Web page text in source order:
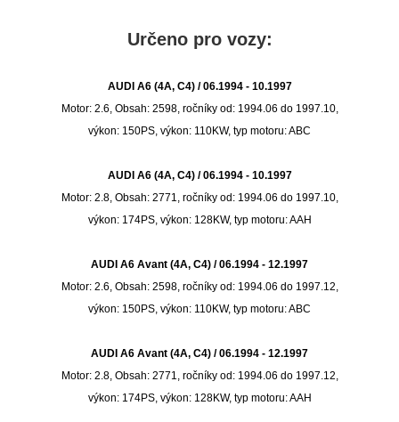
Určeno pro vozy:
AUDI A6 (4A, C4) / 06.1994 - 10.1997
Motor: 2.6, Obsah: 2598, ročníky od: 1994.06 do 1997.10,
výkon: 150PS, výkon: 110KW, typ motoru: ABC
AUDI A6 (4A, C4) / 06.1994 - 10.1997
Motor: 2.8, Obsah: 2771, ročníky od: 1994.06 do 1997.10,
výkon: 174PS, výkon: 128KW, typ motoru: AAH
AUDI A6 Avant (4A, C4) / 06.1994 - 12.1997
Motor: 2.6, Obsah: 2598, ročníky od: 1994.06 do 1997.12,
výkon: 150PS, výkon: 110KW, typ motoru: ABC
AUDI A6 Avant (4A, C4) / 06.1994 - 12.1997
Motor: 2.8, Obsah: 2771, ročníky od: 1994.06 do 1997.12,
výkon: 174PS, výkon: 128KW, typ motoru: AAH